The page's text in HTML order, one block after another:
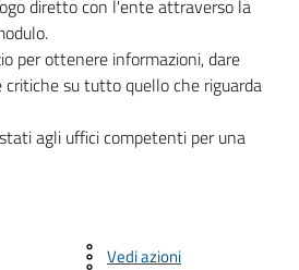
diretto con l'ente attraverso la
per ottenere informazioni, dare
su tutto quello che riguarda
agli uffici competenti per una
Vedi azioni